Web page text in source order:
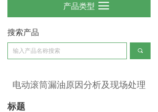
产品类型 끀
搜索产品
끠
电动滚筒漏油原因分析及现场处理
标题